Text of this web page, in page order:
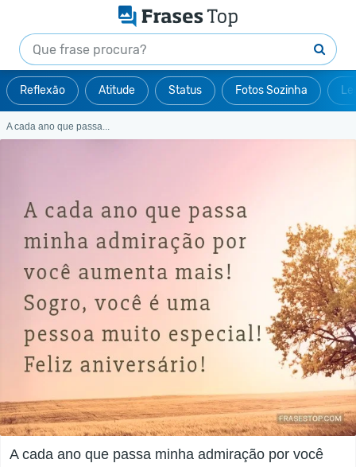
Reflexão Atitude Status Fotos Sozinha
A cada ano que passa...
A cada ano que passa minha admiração por você